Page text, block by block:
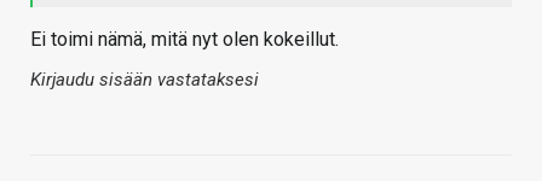
Ei toimi nämä, mitä nyt olen kokeillut.
Kirjaudu sisään vastataksesi